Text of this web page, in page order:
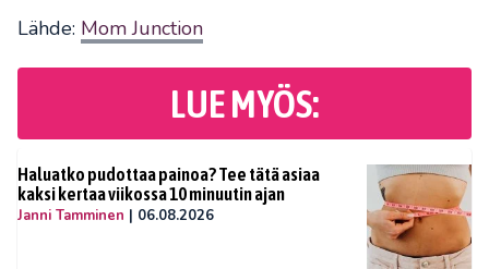
Lähde: Mom Junction
LUE MYÖS:
Haluatko pudottaa painoa? Tee tätä asiaa
kaksi kertaa viikossa 10 minuutin ajan
Janni Tamminen | 06.08.2026